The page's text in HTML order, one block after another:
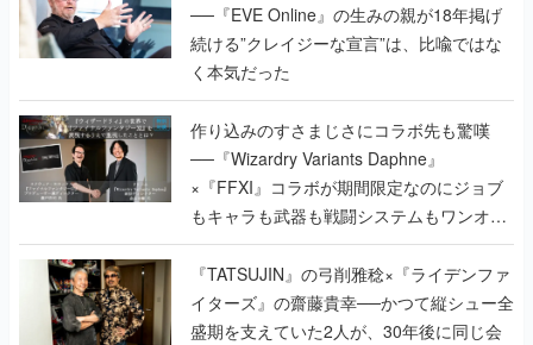
──『EVE Online』の生みの親が18年掲げ
続ける”クレイジーな宣言”は、比喩ではな
く本気だった
作り込みのすさまじさにコラボ先も驚嘆
──『Wizardry Variants Daphne』
×『FFXI』コラボが期間限定なのにジョブ
もキャラも武器も戦闘システムもワンオフ
で作り込まれた理由を両ディレクターに聞
く
『TATSUJIN』の弓削雅稔×『ライデンファ
イターズ』の齋藤貴幸──かつて縦シュー全
盛期を支えていた2人が、30年後に同じ会